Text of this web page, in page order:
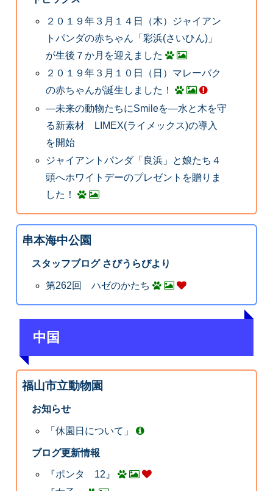
２０１９年３月１４日（木）ジャイアン
トパンダの赤ちゃん「彩浜(さいひん)」
が生後７か月を迎えました
２０１９年３月１０日（日）マレーバク
の赤ちゃんが誕生しました！
―未来の動物たちにSmileを―水と木を守
る新素材 LIMEX(ライメックス)の導入
を開始
ジャイアントパンダ「良浜」と娘たち４
頭へホワイトデーのプレゼントを贈りま
した！
串本海中公園
スタッフブログ さびうらびより
第262回 ハゼのかたち
中国
福山市立動物園
お知らせ
「休園日について」
ブログ更新情報
『ポンタ 12』